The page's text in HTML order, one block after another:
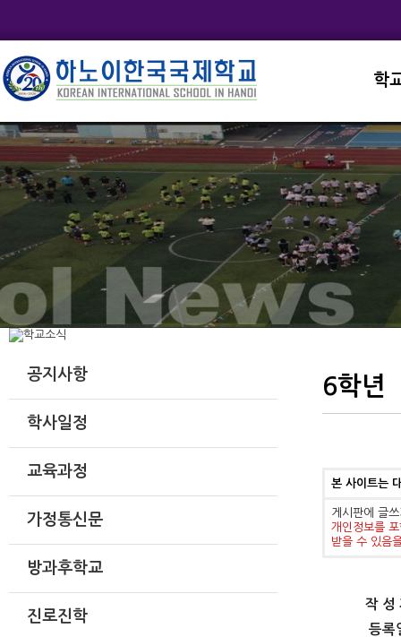
학
학
학
학
공지사항
학사일정
교육과정
가정통신문
방과후학교
진로진학
6학년
본 사이트는
게시판에 글
개인정보를
받을 수 있음
작 성
등록